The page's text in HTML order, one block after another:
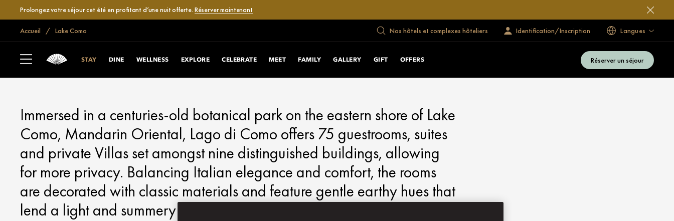
Prolongez votre séjour cet été en profitant d’une nuit offerte. Réserver maintenant
Accueil Lake Como Nos hôtels et complexes hôteliers Identification/Inscription Langues
STAY DINE WELLNESS EXPLORE CELEBRATE MEET FAMILY GALLERY GIFT OFFERS Réserver un séjour
LAKE COMO
STAY
Immersed in a centuries-old botanical park on the eastern shore of Lake
Como, Mandarin Oriental, Lago di Como offers 75 guestrooms, suites
and private Villas set amongst nine distinguished buildings, allowing
for more privacy. Balancing Italian elegance and comfort, the rooms
are decorated with classic materials and feature gentle earthy hues that
lend a light and summery feel.